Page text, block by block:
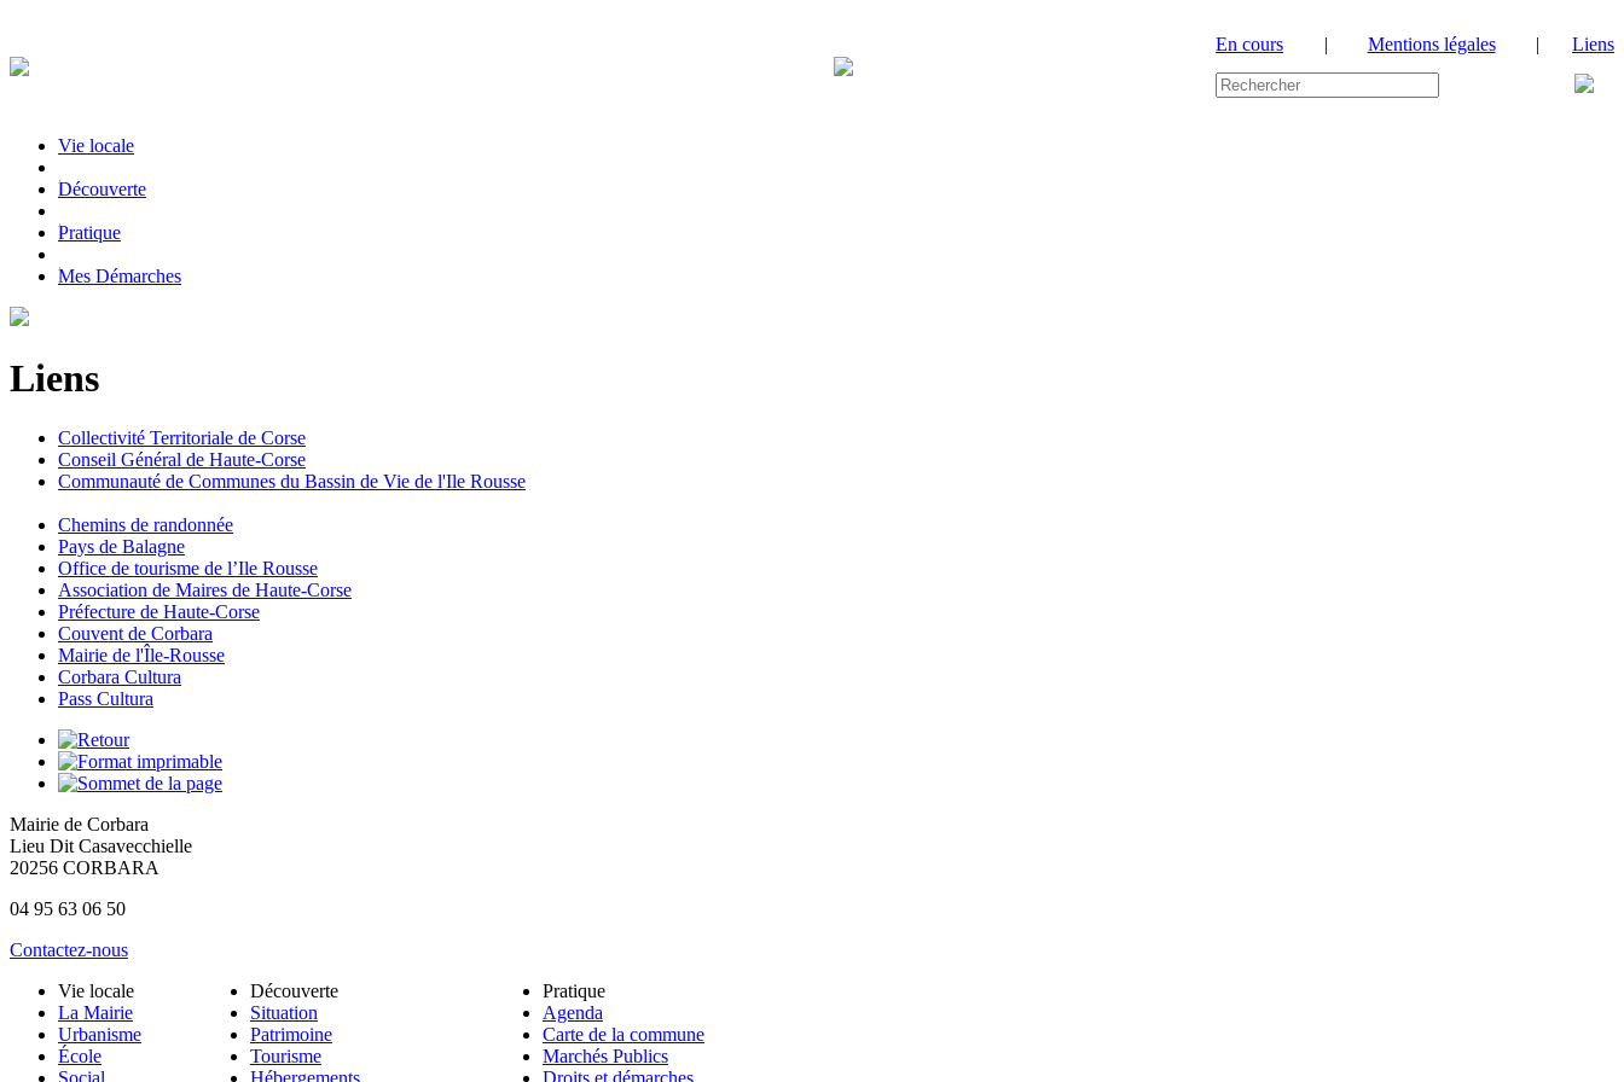
En cours | Mentions légales | Liens
Vie locale
|Découverte
|Pratique
|Mes Démarches
Liens
Collectivité Territoriale de Corse
Conseil Général de Haute-Corse
Communauté de Communes du Bassin de Vie de l'Ile Rousse
Chemins de randonnée
Pays de Balagne
Office de tourisme de l’Ile Rousse
Association de Maires de Haute-Corse
Préfecture de Haute-Corse
Couvent de Corbara
Mairie de l'Île-Rousse
Corbara Cultura
Pass Cultura
Mairie de Corbara
Lieu Dit Casavecchielle
20256 CORBARA
04 95 63 06 50
Contactez-nous
Vie locale
La Mairie
Urbanisme
École
Social
Découverte
Situation
Patrimoine
Tourisme
Hébergements
Pratique
Agenda
Carte de la commune
Marchés Publics
Droits et démarches